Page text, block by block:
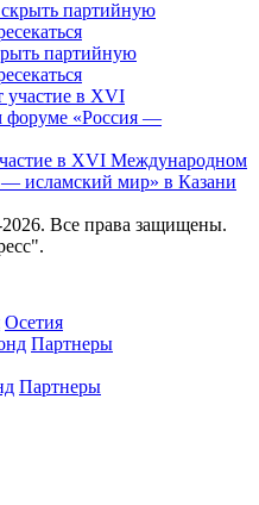
партийную
в XVI Международном
исламский мир» в Казани
Все права защищены.
Осетия
Партнеры
Партнеры